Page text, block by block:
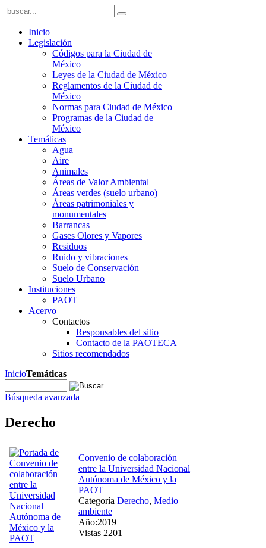
Inicio
Legislación
Códigos para la Ciudad de
México
Leyes de la Ciudad de México
Reglamentos de la Ciudad de
México
Normas para Ciudad de México
Programas de la Ciudad de
México
Temáticas
Agua
Aire
Animales
Áreas de Valor Ambiental
Áreas verdes (suelo urbano)
Áreas patrimoniales y
monumentales
Barrancas
Gases Olores y Vapores
Residuos
Ruido y vibraciones
Suelo de Conservación
Suelo Urbano
Instituciones
PAOT
Acervo
Contactos
Responsables del sitio
Contacto de la PAOTECA
Sitios recomendados
InicioTemáticas
Búsqueda avanzada
Derecho
Convenio de colaboración
entre la Universidad Nacional
Autónoma de México y la
PAOT
Categoría Derecho, Medio
ambiente
Año:2019
Vistas 2201